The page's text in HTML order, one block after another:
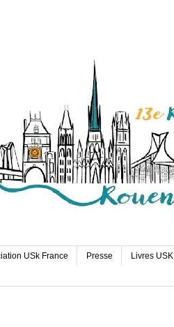
USk France Presse Livres USK